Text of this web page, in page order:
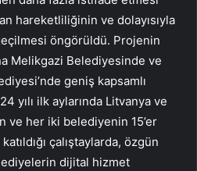
hareketliliğinin ve dolayısıyla
öngörüldü. Projenin
Melikgazi Belediyesinde ve
geniş kapsamlı
yılı ilk aylarında Litvanya ve
ve her iki belediyenin 15’er
çalıştaylarda, özgün
dijital hizmet